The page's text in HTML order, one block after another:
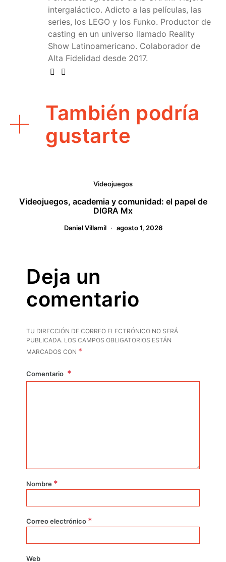
intergaláctico. Adicto a las películas, las
series, los LEGO y los Funko. Productor de
casting en un universo llamado Reality
Show Latinoamericano. Colaborador de
Alta Fidelidad desde 2017.
También podría
gustarte
Videojuegos
Videojuegos, academia y comunidad: el papel de
DIGRA Mx
Daniel Villamil agosto 1, 2026
Deja un
comentario
TU DIRECCIÓN DE CORREO ELECTRÓNICO NO SERÁ
PUBLICADA. LOS CAMPOS OBLIGATORIOS ESTÁN
MARCADOS CON *
Comentario
Nombre *
Correo electrónico *
Web